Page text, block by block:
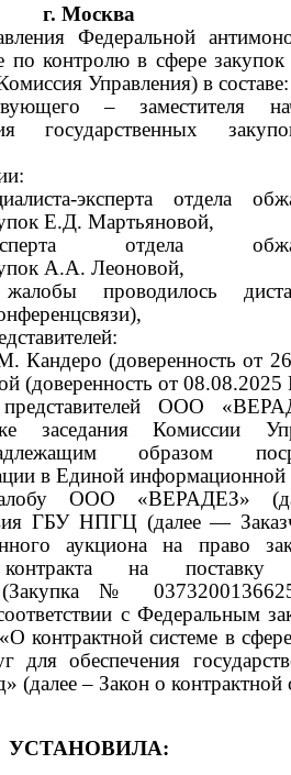
г. Москва
Федеральной
контролю в сфере закупок
Управления) в составе:
– заместителя
государственных
эксперта отдела
Е.Д. Мартьяновой,
эксперта отдела
А.А. Леоновой,
жалобы проводилось
(доверенность от
(доверенность от
представителей ООО
заседания Комиссии
образом
в Единой информационной
ООО «ВЕРАДЕЗ»
ГБУ НПГЦ (далее—
аукциона на право
контракта на поставку
№
с Федеральным
контрактной системе в
для обеспечения
(далее– Закон о контрактной
УСТАНОВИЛА: